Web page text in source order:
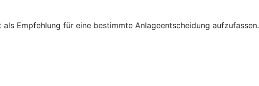
Empfehlung für eine bestimmte Anlageentscheidung aufzufassen.